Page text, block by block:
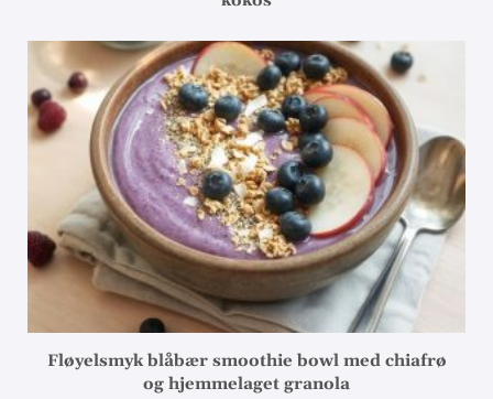
Fløyelsmyk blåbær smoothie bowl med chiafrø
og hjemmelaget granola